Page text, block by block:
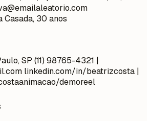
30 anos
SP (11) 98765-4321 |
linkedin.com/in/beatrizcosta |
demoreel